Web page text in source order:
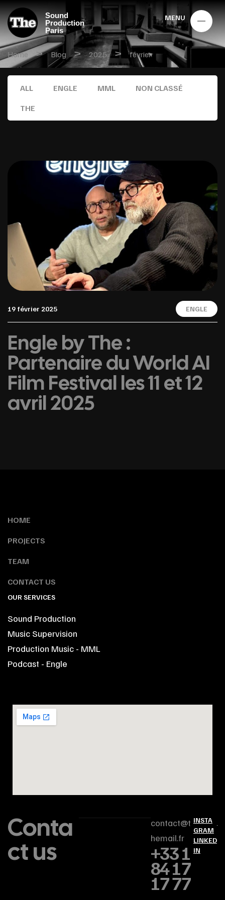
MENU
Sound
Production
Paris
Home > Blog > 2025 > février
ALL ENGLE MML
NON CLASSÉ
THE
19 février 2025 ENGLE
Engle by The :
Partenaire du World AI
Film Festival les 11 et 12
avril 2025
HOME
PROJECTS
TEAM
CONTACT US
OUR SERVICES
Sound Production
Music Supervision
Production Music - MML
Podcast - Engle
Conta
ct us
contact@t
hemail.fr
+33 1
84 17
17 77
INSTA
GRAM
LINKED
IN